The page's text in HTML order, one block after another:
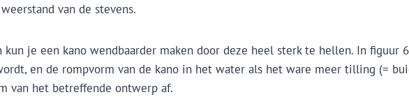
van de stevens.
kun je een kano wendbaarder maken door deze heel sterk te hellen. In
en de rompvorm van de kano in het water als het ware meer tilling (=
van het betreffende ontwerp af.